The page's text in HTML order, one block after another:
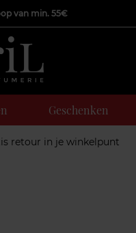
van min. 55€
Geschenken
retour in je winkelpunt